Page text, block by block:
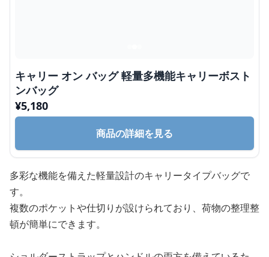
キャリー オン バッグ 軽量多機能キャリーボスト
ンバッグ
¥5,180
商品の詳細を見る
多彩な機能を備えた軽量設計のキャリータイプバッグで
す。
複数のポケットや仕切りが設けられており、荷物の整理整
頓が簡単にできます。